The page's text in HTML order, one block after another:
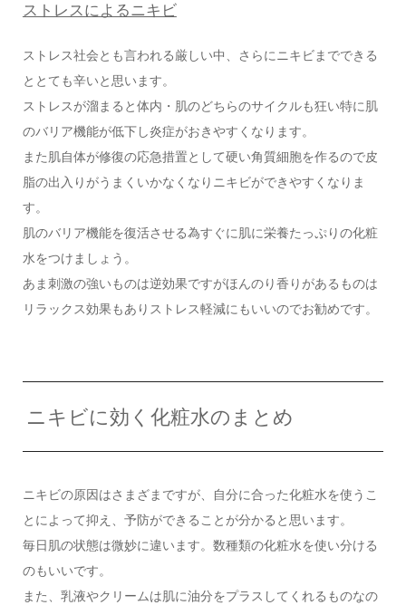
ストレスによるニキビ
ストレス社会とも言われる厳しい中、さらにニキビまでできる
ととても辛いと思います。
ストレスが溜まると体内・肌のどちらのサイクルも狂い特に肌
のバリア機能が低下し炎症がおきやすくなります。
また肌自体が修復の応急措置として硬い角質細胞を作るので皮
脂の出入りがうまくいかなくなりニキビができやすくなりま
す。
肌のバリア機能を復活させる為すぐに肌に栄養たっぷりの化粧
水をつけましょう。
あま刺激の強いものは逆効果ですがほんのり香りがあるものは
リラックス効果もありストレス軽減にもいいのでお勧めです。
ニキビに効く化粧水のまとめ
ニキビの原因はさまざまですが、自分に合った化粧水を使うこ
とによって抑え、予防ができることが分かると思います。
毎日肌の状態は微妙に違います。数種類の化粧水を使い分ける
のもいいです。
また、乳液やクリームは肌に油分をプラスしてくれるものなの